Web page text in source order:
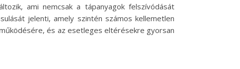
ami nemcsak a tápanyagok felszívódását
jelenti, amely szintén számos kellemetlen
és az esetleges eltérésekre gyorsan